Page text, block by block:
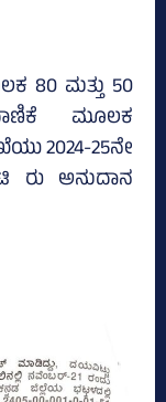
80 ಮತ್ತು 50
ಮೂಲಕ
2024-25ನೇ
ರು ಅನುದಾನ